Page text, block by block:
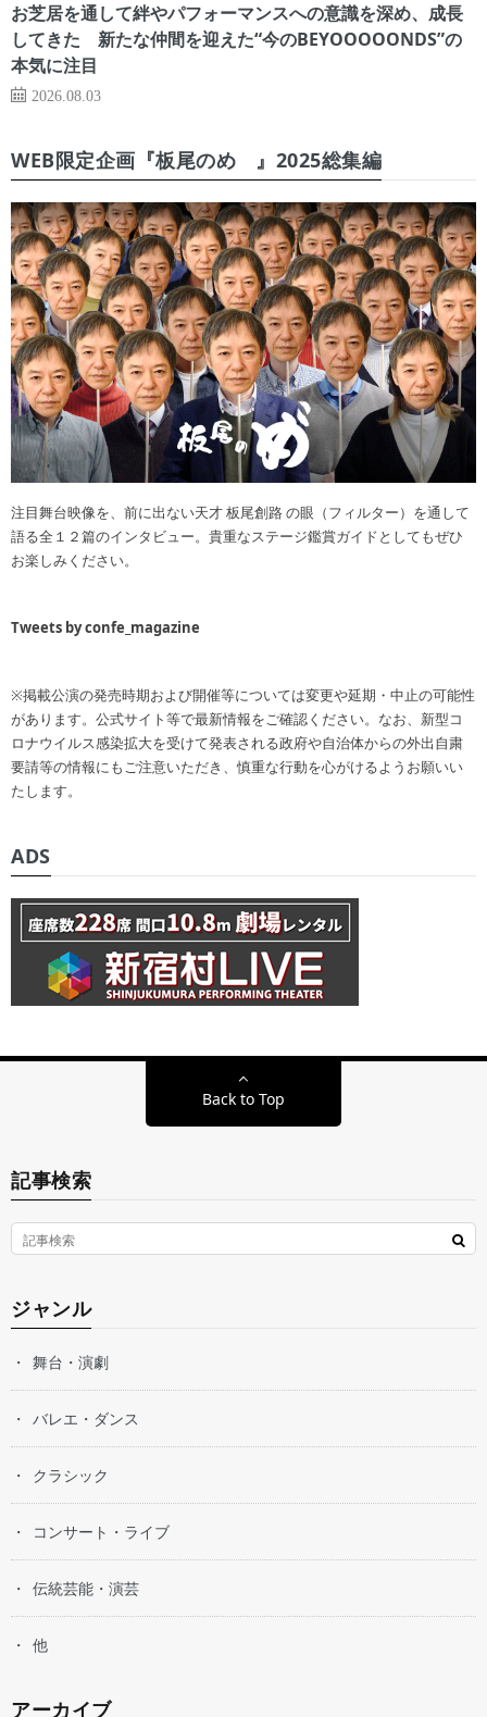
お芝居を通して絆やパフォーマンスへの意識を深め、成長
してきた 新たな仲間を迎えた“今のBEYOOOOONDS”の
本気に注目
2026.08.03
WEB限定企画『板尾のめ゙』2025総集編
注目舞台映像を、前に出ない天才 板尾創路 の眼（フィルター）を通して
語る全１２篇のインタビュー。貴重なステージ鑑賞ガイドとしてもぜひ
お楽しみください。
Tweets by confe_magazine
※掲載公演の発売時期および開催等については変更や延期・中止の可能性
があります。公式サイト等で最新情報をご確認ください。なお、新型コ
ロナウイルス感染拡大を受けて発表される政府や自治体からの外出自粛
要請等の情報にもご注意いただき、慎重な行動を心がけるようお願いい
たします。
ADS
Back to Top
記事検索
ジャンル
舞台・演劇
バレエ・ダンス
クラシック
コンサート・ライブ
伝統芸能・演芸
他
アーカイブ